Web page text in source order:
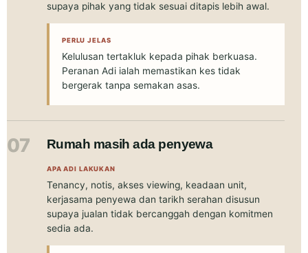
supaya pihak yang tidak sesuai ditapis lebih awal.
PERLU JELAS
Kelulusan tertakluk kepada pihak berkuasa.
Peranan Adi ialah memastikan kes tidak
bergerak tanpa semakan asas.
07 Rumah masih ada penyewa
APA ADI LAKUKAN
Tenancy, notis, akses viewing, keadaan unit,
kerjasama penyewa dan tarikh serahan disusun
supaya jualan tidak bercanggah dengan komitmen
sedia ada.